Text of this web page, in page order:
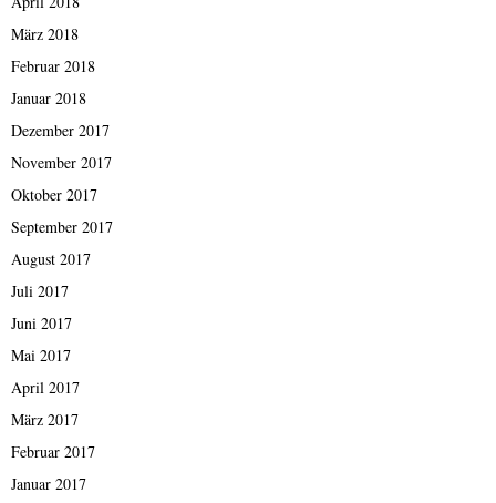
März 2018
Februar 2018
Januar 2018
Dezember 2017
November 2017
Oktober 2017
September 2017
August 2017
Juli 2017
Juni 2017
Mai 2017
April 2017
März 2017
Februar 2017
Januar 2017